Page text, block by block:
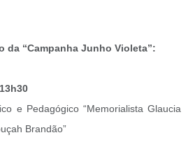
da “Campanha Junho Violeta”:
e Pedagógico “Memorialista Glaucia
Brandão”